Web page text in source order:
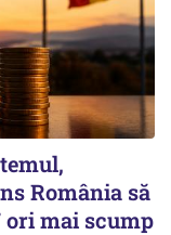
România să
ori mai scump